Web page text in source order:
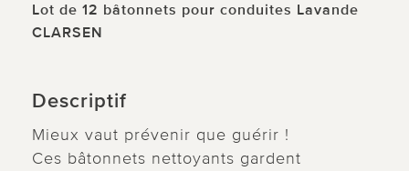
Lot de 12 bâtonnets pour conduites Lavande
CLARSEN
Descriptif
Mieux vaut prévenir que guérir !
Ces bâtonnets nettoyants gardent